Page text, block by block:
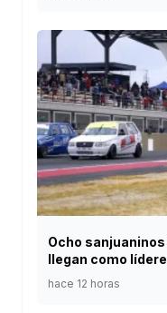
Ocho
llegan como
hace 12 horas